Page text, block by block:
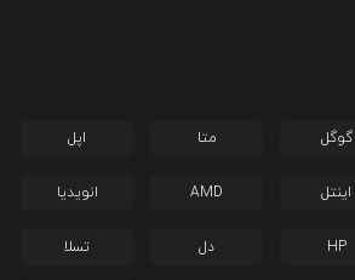
گوگل متا اپل
اینتل AMD انویدیا
HP دل تسلا